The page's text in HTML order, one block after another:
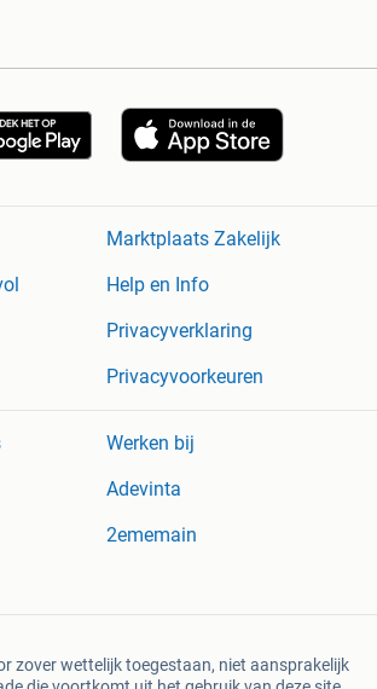
Marktplaats Zakelijk
Help en Info
Privacyverklaring
Privacyvoorkeuren
Werken bij
Adevinta
2ememain
zover wettelijk toegestaan, niet aansprakelijk